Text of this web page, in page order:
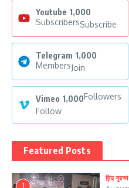
Youtube 1,000
SubscribersSubscribe
Telegram 1,000
MembersJoin
Vimeo 1,000Followers
Follow
Featured Posts
1
হিন্দু